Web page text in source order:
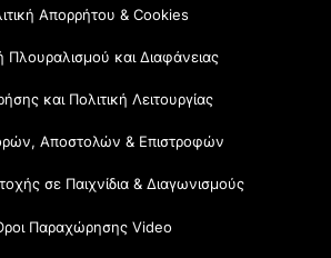
Απορρήτου & Cookies
Πλουραλισμού και Διαφάνειας
και Πολιτική Λειτουργίας
Αποστολών & Επιστροφών
σε Παιχνίδια & Διαγωνισμούς
Παραχώρησης Video